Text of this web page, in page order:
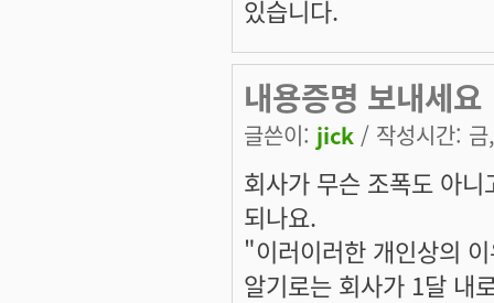
있습니다.
내용증명 보내세요
글쓴이: jick / 작성시간:
회사가 무슨 조폭도 아
되나요.
"이러이러한 개인상의
알기로는 회사가 1달 내